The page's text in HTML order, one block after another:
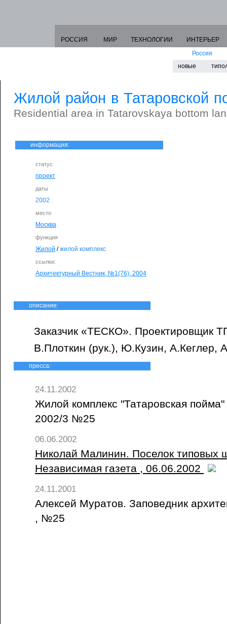
РОССИЯ МИР ТЕХНОЛОГИИ
ИНТЕРЬЕР
Россия
новые
Жилой район в Татаровской
Residential area in Tatarovskaya bottom
информация:
статус
проект
даты
2002
место
Москва
функция
Жилой /жилой комплекс
ссылки:
Архитектурный Вестник, №1(76), 2004
описание:
Заказчик «ТЕСКО». Проектировщик
В.Плоткин (рук.), Ю.Кузин, А.Кеглер,
пресса:
24.11.2002
Жилой комплекс "Татаровская
2002/3 №25
06.06.2002
Николай Малинин. Поселок типовых
Независимая газета , 06.06.2002
24.11.2001
Алексей Муратов. Заповедник
, №25